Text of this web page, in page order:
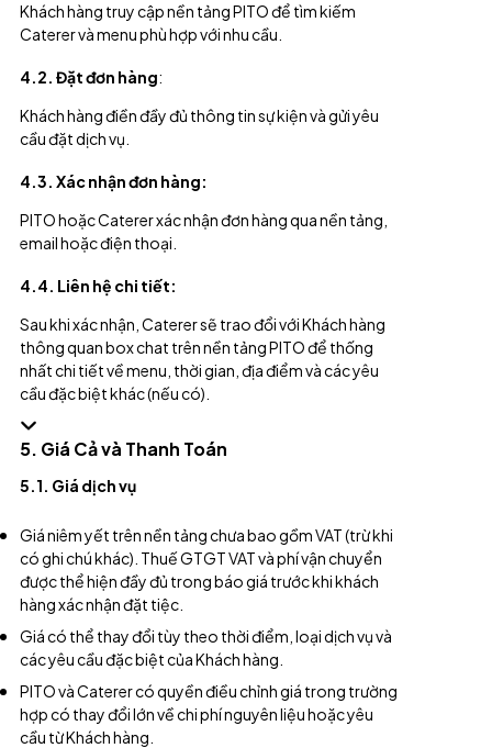
Khách hàng truy cập nền tảng PITO để tìm kiếm
Caterer và menu phù hợp với nhu cầu.
4.2. Đặt đơn hàng:
Khách hàng điền đầy đủ thông tin sự kiện và gửi yêu
cầu đặt dịch vụ.
4.3. Xác nhận đơn hàng:
PITO hoặc Caterer xác nhận đơn hàng qua nền tảng,
email hoặc điện thoại.
4.4. Liên hệ chi tiết:
Sau khi xác nhận, Caterer sẽ trao đổi với Khách hàng
thông quan box chat trên nền tảng PITO để thống
nhất chi tiết về menu, thời gian, địa điểm và các yêu
cầu đặc biệt khác (nếu có).
5. Giá Cả và Thanh Toán
5.1. Giá dịch vụ
Giá niêm yết trên nền tảng chưa bao gồm VAT (trừ khi
có ghi chú khác). Thuế GTGT VAT và phí vận chuyển
được thể hiện đầy đủ trong báo giá trước khi khách
hàng xác nhận đặt tiệc.
Giá có thể thay đổi tùy theo thời điểm, loại dịch vụ và
các yêu cầu đặc biệt của Khách hàng.
PITO và Caterer có quyền điều chỉnh giá trong trường
hợp có thay đổi lớn về chi phí nguyên liệu hoặc yêu
cầu từ Khách hàng.